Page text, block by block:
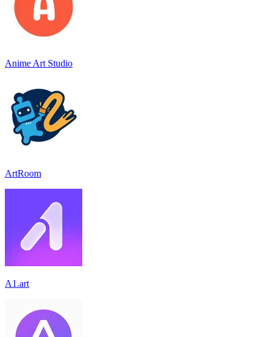
Anime Art Studio
ArtRoom
A1.art